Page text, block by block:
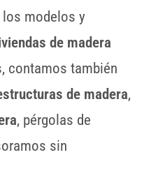
modelos y
de madera
contamos también
de madera,
, pérgolas de
sin